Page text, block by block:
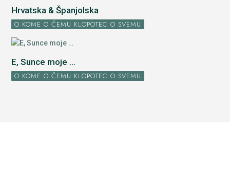
Hrvatska & Španjolska
O KOME O ČEMU KLOPOTEC O SVEMU
E, Sunce moje ...
O KOME O ČEMU KLOPOTEC O SVEMU